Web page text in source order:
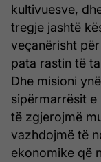
kultivuesve,
tregje jashtë
veçanërisht
pata rastin të
Dhe misioni
sipërmarrësit e
të zgjerojmë
vazhdojmë të
ekonomike që